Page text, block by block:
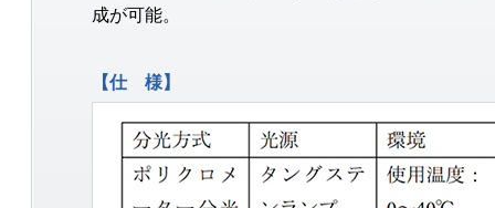
成が可能。
【仕 様】